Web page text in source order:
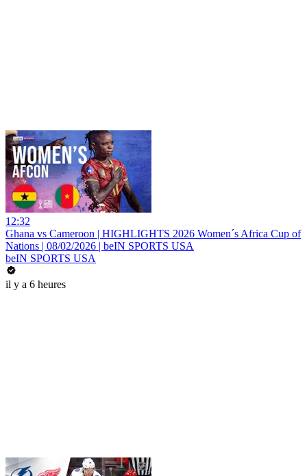
12:32
Ghana vs Cameroon | HIGHLIGHTS 2026 Women´s Africa Cup of
Nations | 08/02/2026 | beIN SPORTS USA
beIN SPORTS USA
il y a 6 heures